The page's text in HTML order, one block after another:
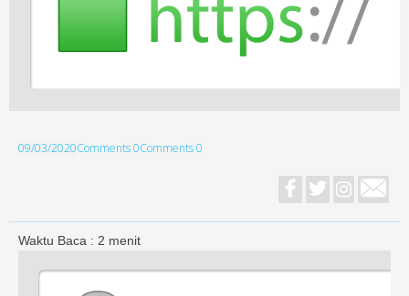
09/03/2020Comments 0Comments 0
Waktu Baca : 2 menit